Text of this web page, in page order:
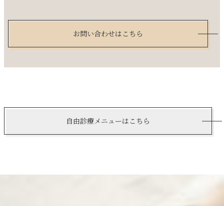
お問い合わせはこちら
自由診療メニューはこちら